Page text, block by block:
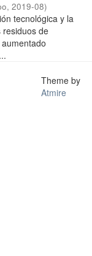
, 2019-08)
tecnológica y la
residuos de
Theme by
Atmire